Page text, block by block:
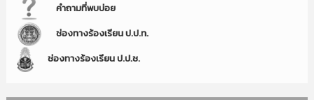
คำถามที่พบบ่อย
ช่องทางร้องเรียน ป.ป.ท.
ช่องทางร้องเรียน ป.ป.ช.